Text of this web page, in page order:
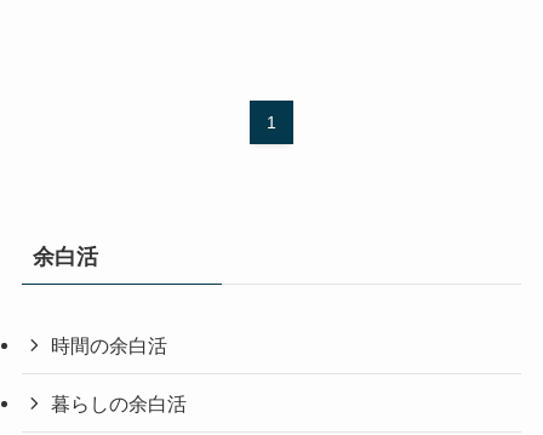
1
余白活
時間の余白活
暮らしの余白活